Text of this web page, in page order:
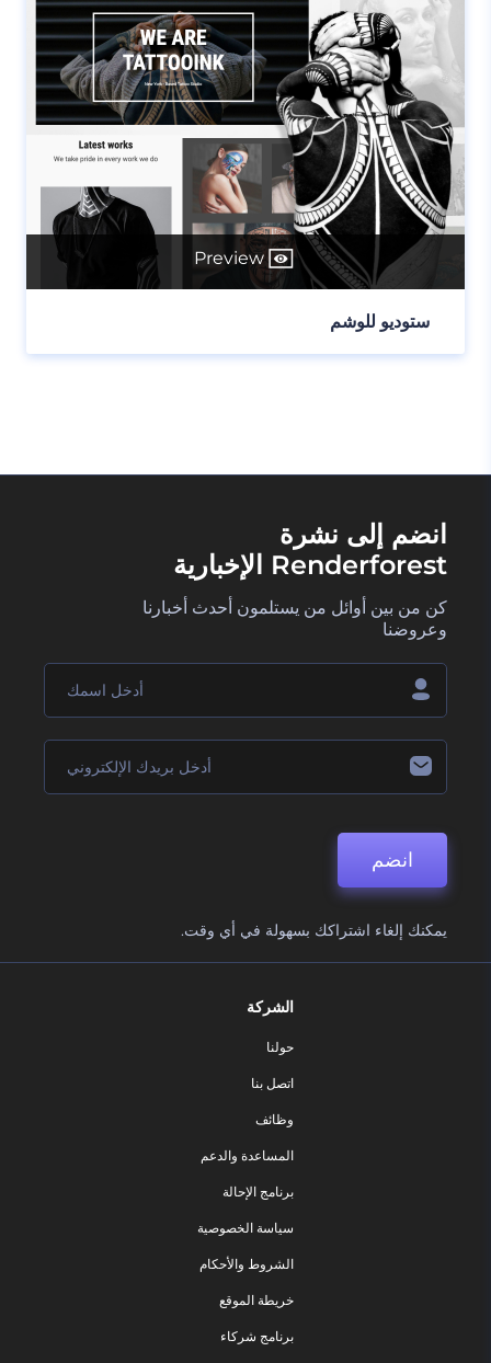
Preview
ستوديو للوشم
انضم إلى نشرة
Renderforest الإخبارية
كن من بين أوائل من يستلمون أحدث أخبارنا
وعروضنا
انضم
يمكنك إلغاء اشتراكك بسهولة في أي وقت.
الشركة
حولنا
اتصل بنا
وظائف
المساعدة والدعم
برنامج الإحالة
سياسة الخصوصية
الشروط والأحكام
خريطة الموقع
برنامج شركاء